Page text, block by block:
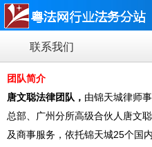
联系我们
团队简介
唐文聪法律团队， 由锦天城律师
总部、广州分所高级合伙人唐文
及商事服务，依托锦天城25个国